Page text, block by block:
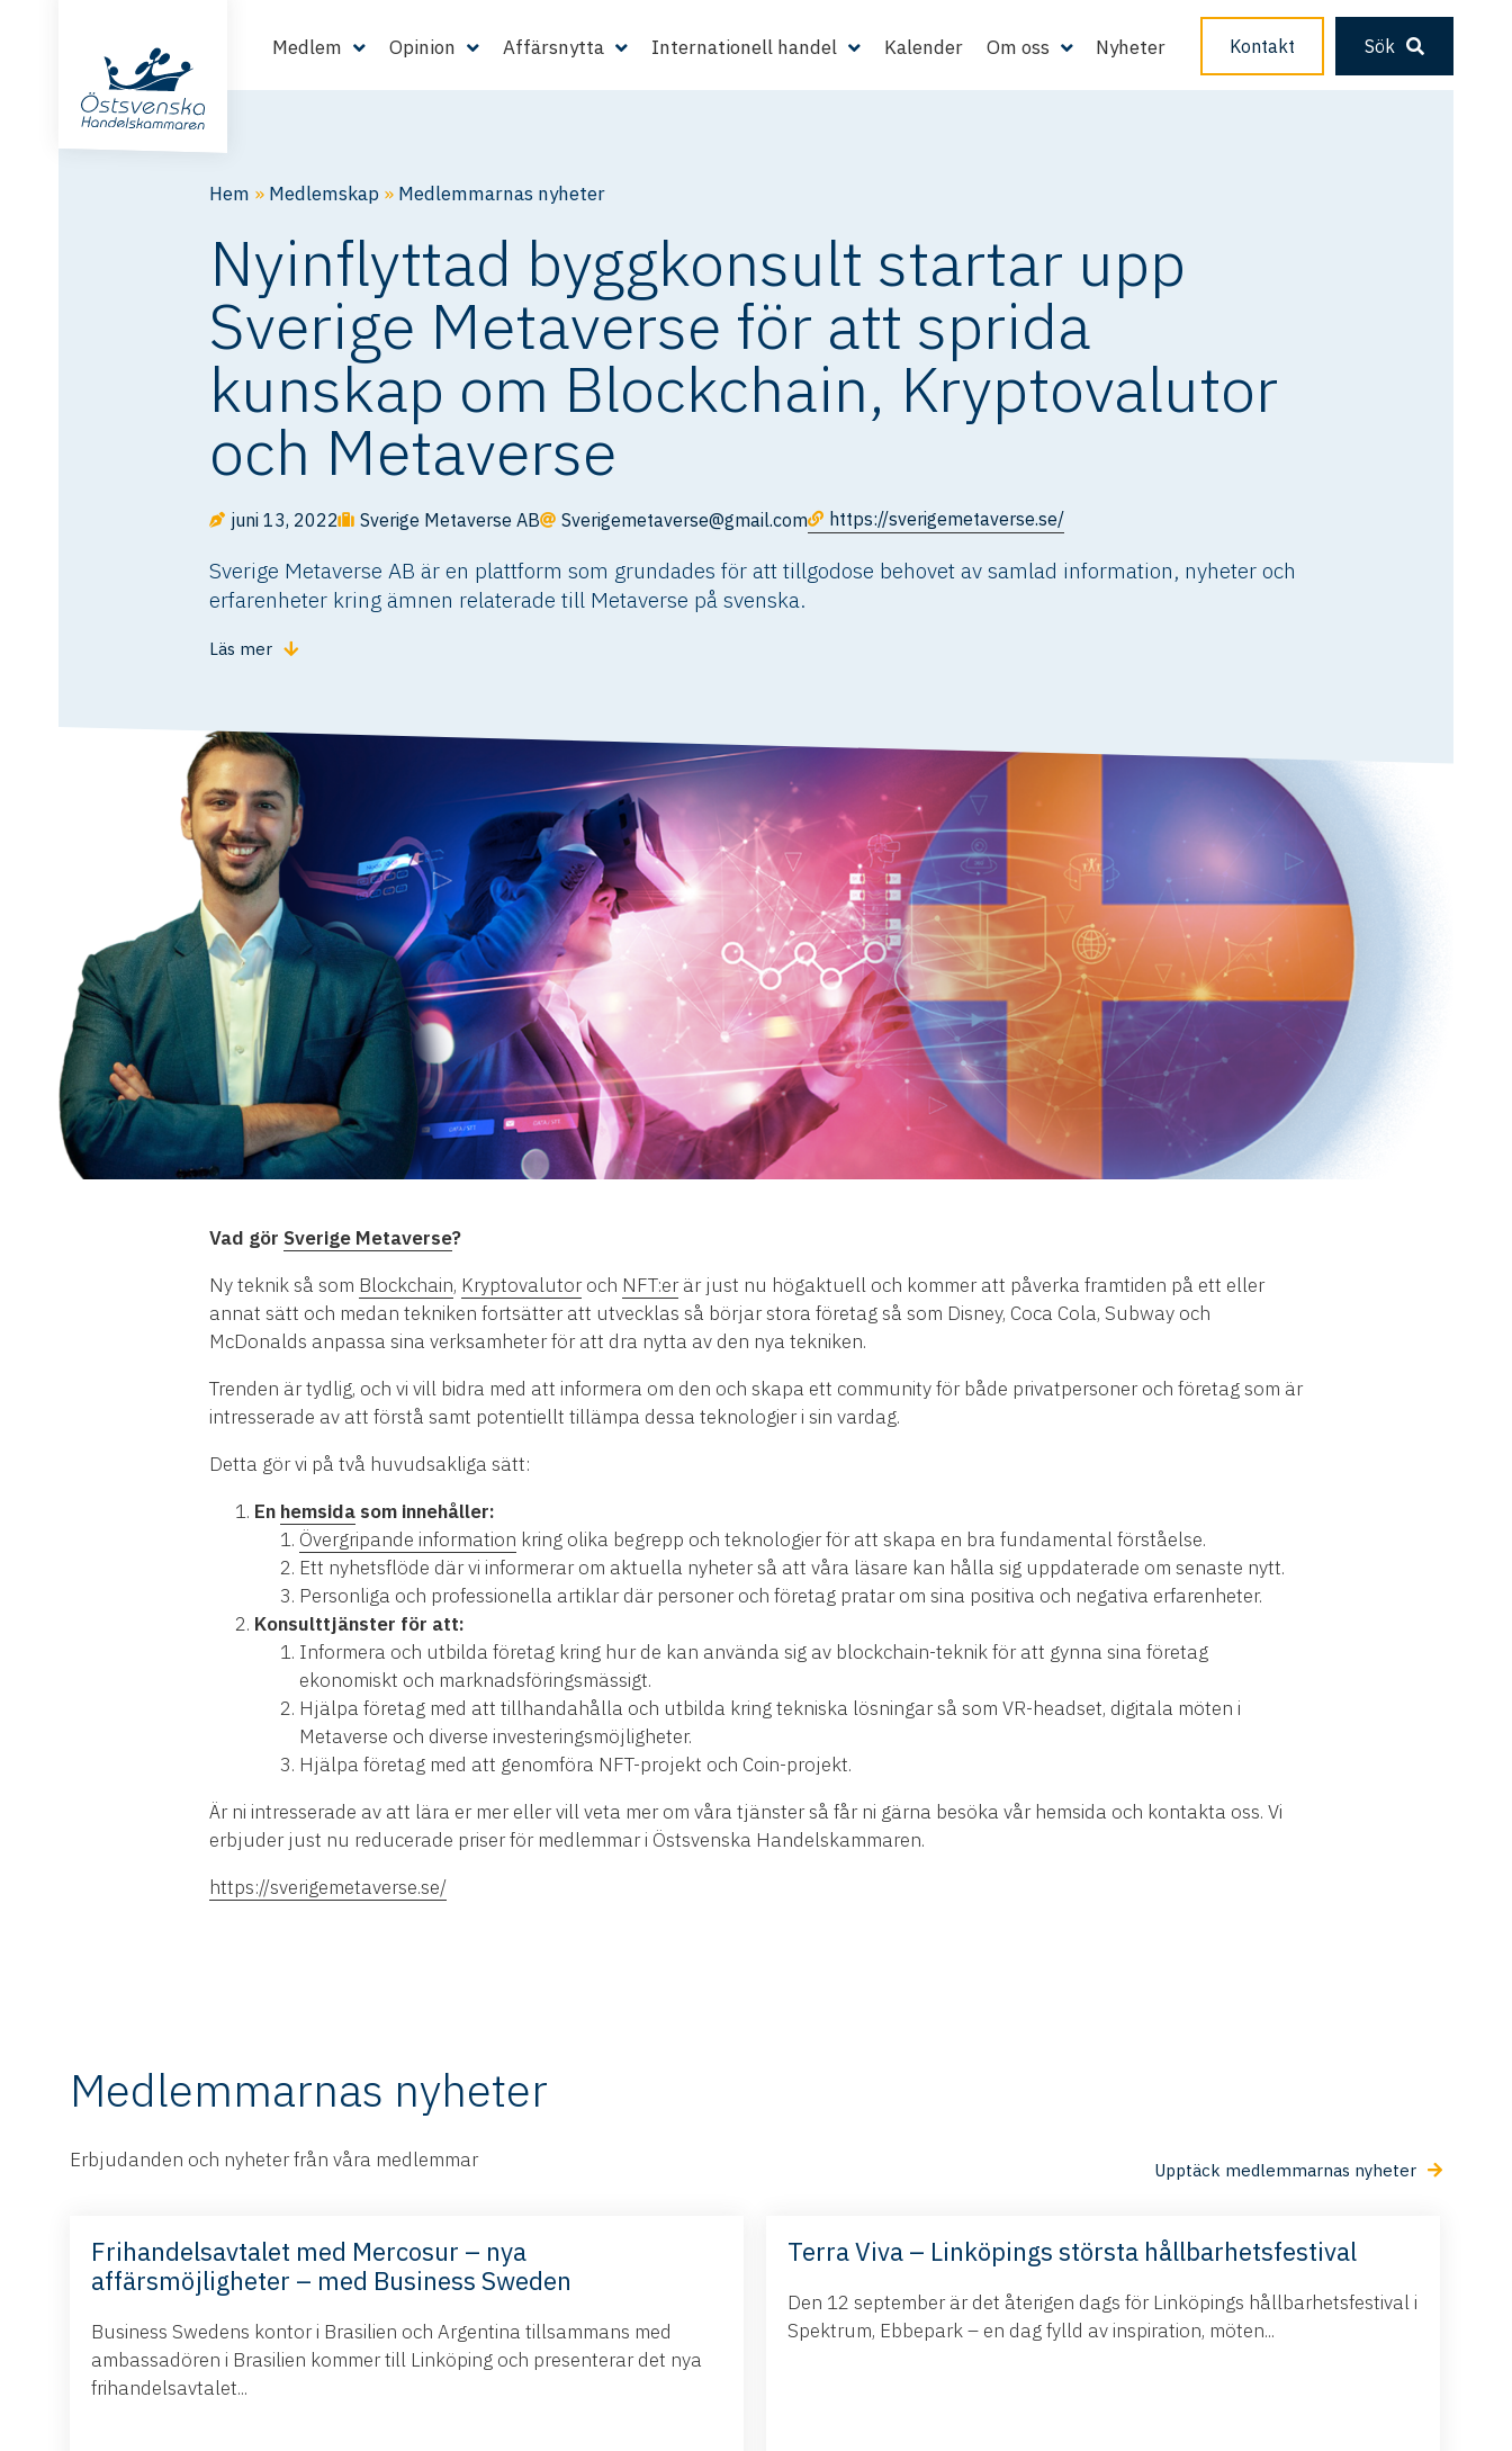
Medlem Opinion Affärsnytta Internationell handel Kalender Om oss Nyheter Kontakt Sök
Hem » Medlemskap » Medlemmarnas nyheter
Nyinflyttad byggkonsult startar upp
Sverige Metaverse för att sprida
kunskap om Blockchain, Kryptovalutor
och Metaverse
juni 13, 2022 Sverige Metaverse AB Sverigemetaverse@gmail.com https://sverigemetaverse.se/
Sverige Metaverse AB är en plattform som grundades för att tillgodose behovet av samlad information, nyheter och
erfarenheter kring ämnen relaterade till Metaverse på svenska.
Läs mer
Vad gör Sverige Metaverse?
Ny teknik så som Blockchain, Kryptovalutoroch NFT:erär just nu högaktuell och kommer att påverka framtiden på ett eller
annat sätt och medan tekniken fortsätter att utvecklas så börjar stora företag så som Disney, Coca Cola, Subway och
McDonalds anpassa sina verksamheter för att dra nytta av den nya tekniken.
Trenden är tydlig, och vi vill bidra med att informera om den och skapa ett community för både privatpersoner och företag som är
intresserade av att förstå samt potentiellt tillämpa dessa teknologier i sin vardag.
Detta gör vi på två huvudsakliga sätt:
En hemsida som innehåller:
Övergripande information kring olika begrepp och teknologier för att skapa en bra fundamental förståelse.
Ett nyhetsflöde där vi informerar om aktuella nyheter så att våra läsare kan hålla sig uppdaterade om senaste nytt.
Personliga och professionella artiklar där personer och företag pratar om sina positiva och negativa erfarenheter.
Konsulttjänster för att:
Informera och utbilda företag kring hur de kan använda sig av blockchain-teknik för att gynna sina företag
ekonomiskt och marknadsföringsmässigt.
Hjälpa företag med att tillhandahålla och utbilda kring tekniska lösningar så som VR-headset, digitala möten i
Metaverse och diverse investeringsmöjligheter.
Hjälpa företag med att genomföra NFT-projekt och Coin-projekt.
Är ni intresserade av att lära er mer eller vill veta mer om våra tjänster så får ni gärna besöka vår hemsida och kontakta oss. Vi
erbjuder just nu reducerade priser för medlemmar i Östsvenska Handelskammaren.
https://sverigemetaverse.se/
Medlemmarnas nyheter
Erbjudanden och nyheter från våra medlemmar Upptäck medlemmarnas nyheter
Frihandelsavtalet med Mercosur – nya
affärsmöjligheter – med Business Sweden
Business Swedens kontor i Brasilien och Argentina tillsammans med
ambassadören i Brasilien kommer till Linköping och presenterar det nya
frihandelsavtalet...
Terra Viva – Linköpings största hållbarhetsfestival
Den 12 september är det återigen dags för Linköpings hållbarhetsfestival i
Spektrum, Ebbepark – en dag fylld av inspiration, möten...